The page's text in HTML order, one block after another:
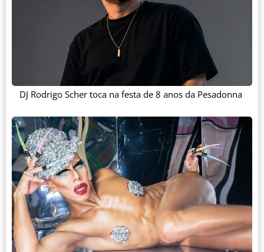
DJ Rodrigo Scher toca na festa de 8 anos da Pesadonna